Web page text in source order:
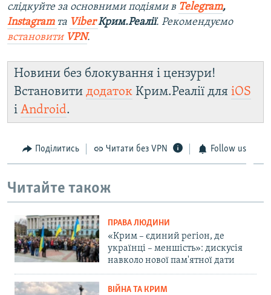
слідкуйте за основними подіями в Telegram,
Instagram та Viber Крим.Реалії. Рекомендуємо
встановити VPN.
Новини без блокування і цензури!
Встановити додаток Крим.Реалії для iOS
і Android.
Поділитись Читати без VPN Follow us
Читайте також
ПРАВА ЛЮДИНИ
«Крим – єдиний регіон, де
українці – меншість»: дискусія
навколо нової пам'ятної дати
ВІЙНА ТА КРИМ